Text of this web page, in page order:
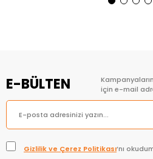
E-BÜLTEN
için e-mail
Gizlilik ve Çerez Politikası’nı